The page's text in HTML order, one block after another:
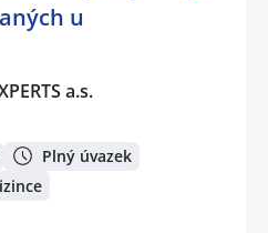
u
a.s.
Plný úvazek